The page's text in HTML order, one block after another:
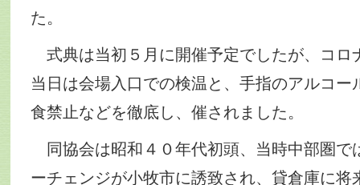
た。
式典は当初５月に開催予定でしたが、コロ
当日は会場入口での検温と、手指のアルコー
食禁止などを徹底し、催されました。
同協会は昭和４０年代初頭、当時中部圏で
ーチェンジが小牧市に誘致され、貸倉庫に将